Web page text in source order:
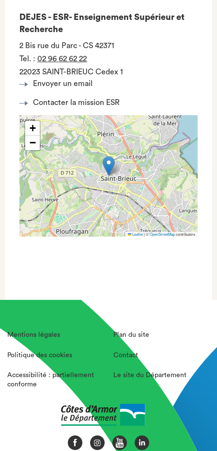
DEJES - ESR- Enseignement Supérieur et
Recherche
2 Bis rue du Parc - CS 42371
Tel. : 02 96 62 62 22
22023 SAINT-BRIEUC Cedex 1
Envoyer un email
Contacter la mission ESR
+
−
Leaflet|©OpenStreetMapcontributors
Mentions légales
Politique des cookies
Accessibilité : partiellement
conforme
Plan du site
Contact
Le site du Département